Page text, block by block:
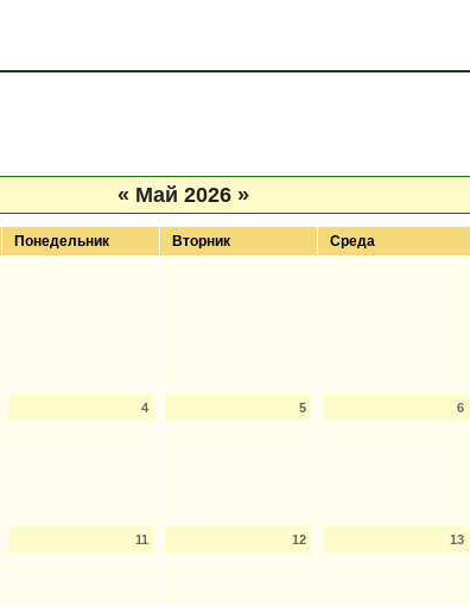
« Май 2026 »
Понедельник Вторник Среда
4 5 6
11 12 13